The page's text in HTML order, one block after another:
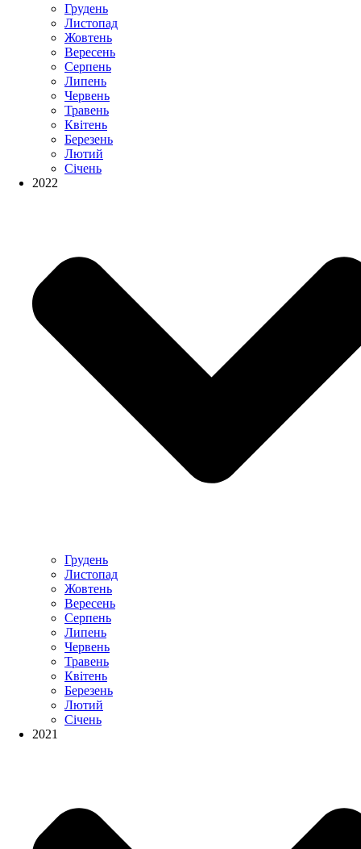
Грудень
Листопад
Жовтень
Вересень
Серпень
Липень
Червень
Травень
Квітень
Березень
Лютий
Січень
2022
Грудень
Листопад
Жовтень
Вересень
Серпень
Липень
Червень
Травень
Квітень
Березень
Лютий
Січень
2021